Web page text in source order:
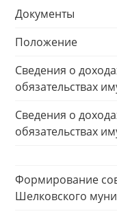
Документы
Положение
Сведения о
обязательствах
Сведения о
обязательствах
Формирование
Шелковского